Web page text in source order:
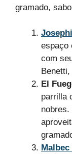
gramado,
espaço
com
El
parrilla